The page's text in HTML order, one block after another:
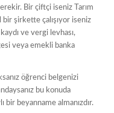
Bir çiftçi iseniz Tarım
bir şirkette çalışıyor iseniz
ve vergi levhası,
veya emekli banka
öğrenci belgenizi
bu konuda
bir beyanname almanızdır.